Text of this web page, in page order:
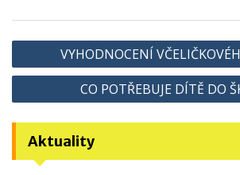
Navigace
pro
příspěvek
VYHODNOCENÍ
CO POTŘEBUJE DÍTĚ DO
Aktuality